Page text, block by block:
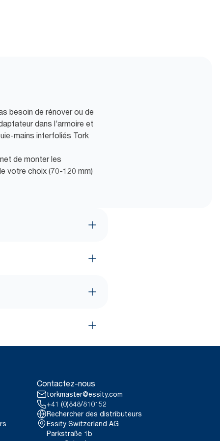
besoin de rénover ou de
dans l’armoire et
mains interfoliés Tork
de monter les
votre choix (70-120 mm)
Contactez-nous
torkmaster@essity.com
+41 (0)848/810152
Rechercher des distributeurs
Essity Switzerland AG
Parkstraße 1b